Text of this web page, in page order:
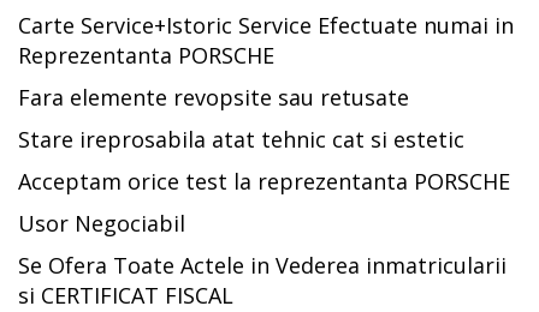
Carte Service+Istoric Service Efectuate numai in
Reprezentanta PORSCHE
Fara elemente revopsite sau retusate
Stare ireprosabila atat tehnic cat si estetic
Acceptam orice test la reprezentanta PORSCHE
Usor Negociabil
Se Ofera Toate Actele in Vederea inmatricularii
si CERTIFICAT FISCAL